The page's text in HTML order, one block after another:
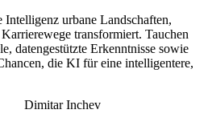
urbane Landschaften,
transformiert. Tauchen
datengestützte Erkenntnisse sowie
die KI für eine intelligentere,
Dimitar Inchev